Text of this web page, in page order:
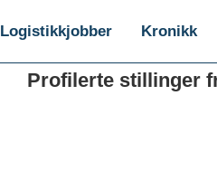
Logistikkjobber Kronikk
Profilerte stillinger